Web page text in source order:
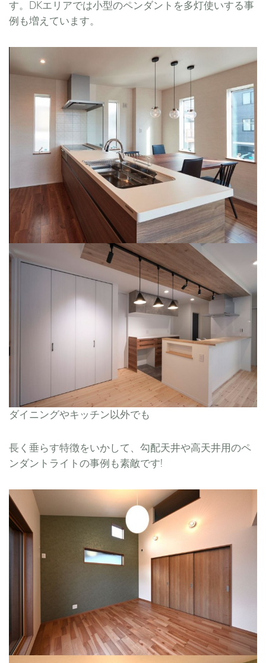
す。DKエリアでは小型のペンダントを多灯使いする事
例も増えています。
ダイニングやキッチン以外でも
長く垂らす特徴をいかして、勾配天井や高天井用のペ
ンダントライトの事例も素敵です!